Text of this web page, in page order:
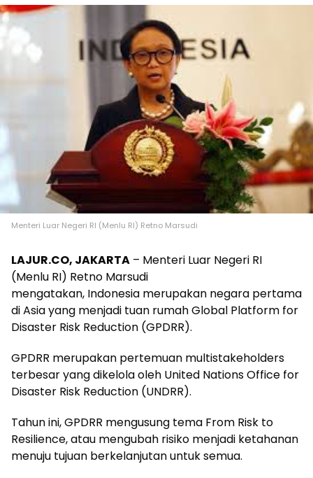
Menteri Luar Negeri RI (Menlu RI) Retno Marsudi
LAJUR.CO, JAKARTA – Menteri Luar Negeri RI
(Menlu RI) Retno Marsudi
mengatakan, Indonesia merupakan negara pertama
di Asia yang menjadi tuan rumah Global Platform for
Disaster Risk Reduction (GPDRR).
GPDRR merupakan pertemuan multistakeholders
terbesar yang dikelola oleh United Nations Office for
Disaster Risk Reduction (UNDRR).
Tahun ini, GPDRR mengusung tema From Risk to
Resilience, atau mengubah risiko menjadi ketahanan
menuju tujuan berkelanjutan untuk semua.